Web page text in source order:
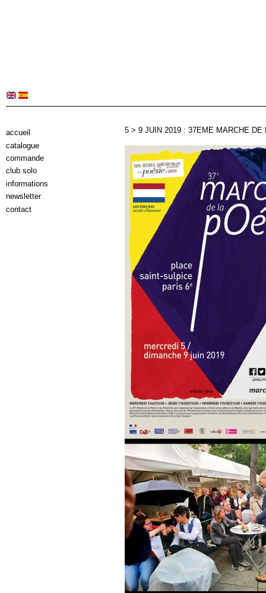
5 > 9 JUIN 2019 : 37EME MARCHE DE
accueil
catalogue
commande
club solo
informations
newsletter
contact